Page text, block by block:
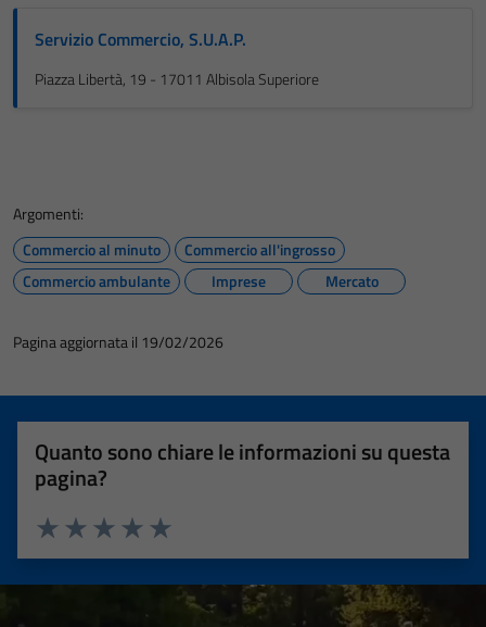
Servizio Commercio, S.U.A.P.
Piazza Libertà, 19 - 17011 Albisola Superiore
Argomenti:
Commercio al minuto
Commercio all'ingrosso
Commercio ambulante
Imprese Mercato
Pagina aggiornata il 19/02/2026
Quanto sono chiare le informazioni su questa
pagina?
Valuta 5 stelle su 5
Valuta 4 stelle su 5
Valuta 3 stelle su 5
Valuta 2 stelle su 5
Valuta 1 stelle su 5